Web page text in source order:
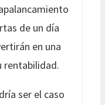
de un día
en una
rentabilidad.
ser el caso